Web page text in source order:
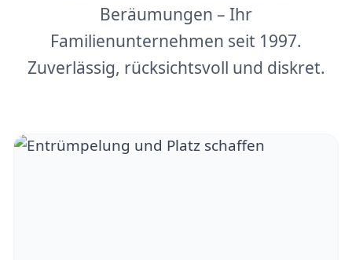
Beräumungen – Ihr
Familienunternehmen seit 1997.
Zuverlässig, rücksichtsvoll und diskret.